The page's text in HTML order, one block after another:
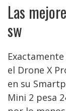
Las
sw
el Drone X
en su
Mini 2 pesa